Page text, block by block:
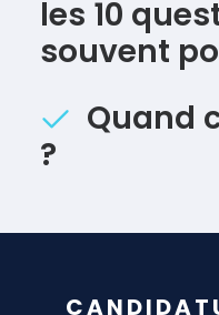
les 10
souvent
Quand
?